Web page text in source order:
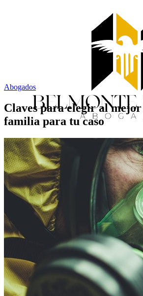
Inicio
Servicios
Abogados
Claves para elegir al mejor
familia para tu caso